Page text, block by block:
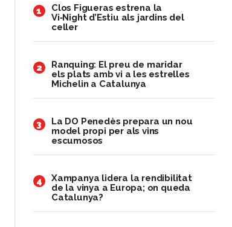
1
Clos Figueras estrena la
Vi‑Night d’Estiu als jardins del
celler
2
Ranquing: El preu de maridar
els plats amb vi a les estrelles
Michelin a Catalunya
3
​La DO Penedès prepara un nou
model propi per als vins
escumosos
4
Xampanya lidera la rendibilitat
de la vinya a Europa; on queda
Catalunya?